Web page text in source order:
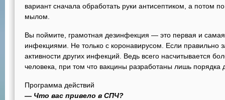
вариант сначала обработать руки антисептиком, а потом
мылом.
Вы поймите, грамотная дезинфекция — это первая и
инфекциями. Не только с коронавирусом. Если
активности других инфекций. Ведь всего насчитывается
человека, при том что вакцины разработаны лишь порядка
Программа действий
— Что вас привело в СПЧ?